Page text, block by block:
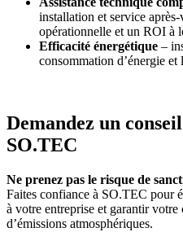
installation et service
opérationnelle et un ROI à
Efficacité énergétique –
consommation d’énergie et
Demandez un
SO.TEC
Ne prenez pas le risque de
Faites confiance à SO.TEC pour
à votre entreprise et garantir
d’émissions atmosphériques.